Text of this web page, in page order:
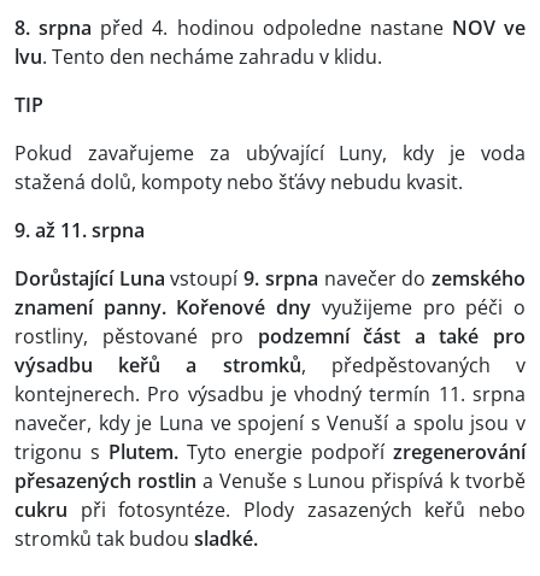
8. srpna před 4. hodinou odpoledne nastane NOV ve
lvu. Tento den necháme zahradu v klidu.
TIP
Pokud zavařujeme za ubývající Luny, kdy je voda
stažená dolů, kompoty nebo šťávy nebudu kvasit.
9. až 11. srpna
Dorůstající Luna vstoupí9. srpna navečer dozemského
znamení panny. Kořenové dny využijeme pro péči o
rostliny, pěstované pro podzemní část a také pro
výsadbu keřů a stromků, předpěstovaných v
kontejnerech. Pro výsadbu je vhodný termín 11. srpna
navečer, kdy je Luna ve spojení s Venuší a spolu jsou v
trigonu s Plutem. Tyto energie podpořízregenerování
přesazených rostlin a Venuše s Lunou přispívá k tvorbě
cukru při fotosyntéze. Plody zasazených keřů nebo
stromků tak budou sladké.